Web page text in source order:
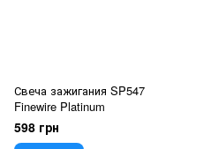
Свеча зажигания SP547
Finewire Platinum
598 грн